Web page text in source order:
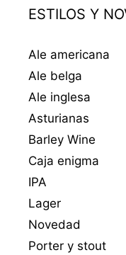
ESTILOS Y
Ale americana
Ale belga
Ale inglesa
Asturianas
Barley Wine
Caja enigma
IPA
Lager
Novedad
Porter y stout